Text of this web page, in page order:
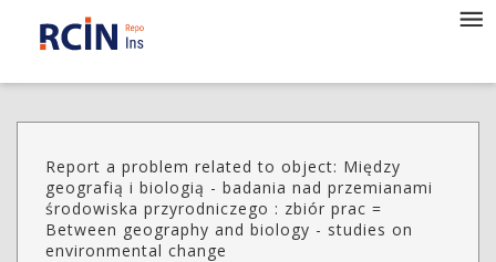
Report a problem related to object: Między
geografią i biologią - badania nad przemianami
środowiska przyrodniczego : zbiór prac =
Between geography and biology - studies on
environmental change